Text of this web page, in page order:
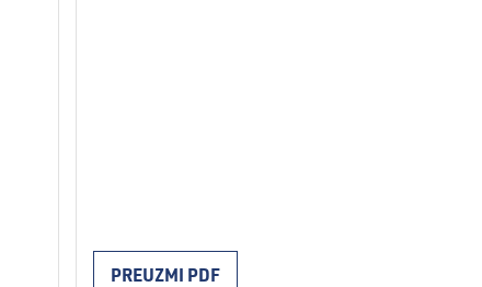
PREUZMI PDF